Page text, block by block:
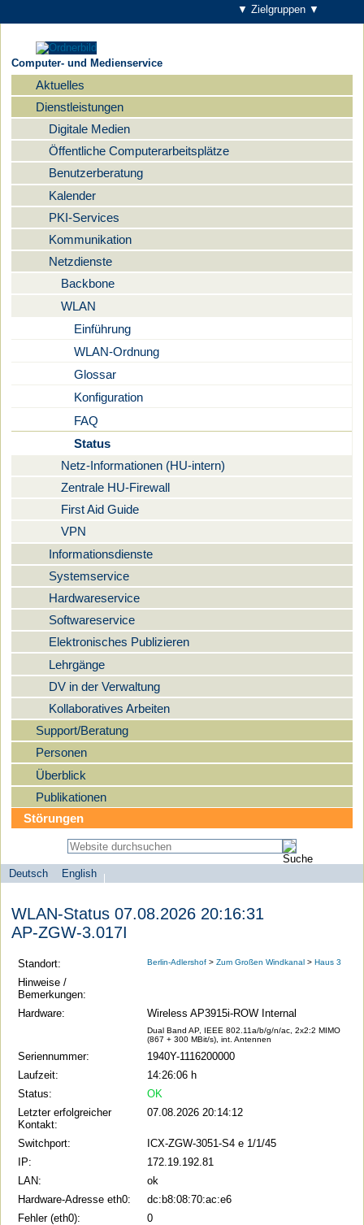
▼ Zielgruppen ▼
Computer- und Medienservice
Navigation
Aktuelles
Dienstleistungen
Digitale Medien
Öffentliche Computerarbeitsplätze
Benutzerberatung
Kalender
PKI-Services
Kommunikation
Netzdienste
Backbone
WLAN
Einführung
WLAN-Ordnung
Glossar
Konfiguration
FAQ
Status
Netz-Informationen (HU-intern)
Zentrale HU-Firewall
First Aid Guide
VPN
Informationsdienste
Systemservice
Hardwareservice
Softwareservice
Elektronisches Publizieren
Lehrgänge
DV in der Verwaltung
Kollaboratives Arbeiten
Support/Beratung
Personen
Überblick
Publikationen
Störungen
Sprachauswahl
Deutsch
English
search-menu
Universität
zu
Berlin
Computer-
und
WLAN-Status 07.08.2026 20:16:31
AP-ZGW-3.017I
Standort: Berlin-Adlershof >Zum Großen Windkanal >Haus 3
Hinweise /
Bemerkungen:
Hardware:
Wireless AP3915i-ROW Internal
Dual Band AP, IEEE 802.11a/b/g/n/ac, 2x2:2 MIMO
(867 + 300 MBit/s), int. Antennen
Seriennummer:
1940Y-1116200000
Laufzeit:
14:26:06 h
Status:
OK
Letzter erfolgreicher
Kontakt:
07.08.2026 20:14:12
Switchport:
ICX-ZGW-3051-S4 e 1/1/45
IP:
172.19.192.81
LAN:
ok
Hardware-Adresse eth0:
dc:b8:08:70:ac:e6
Fehler (eth0):
0